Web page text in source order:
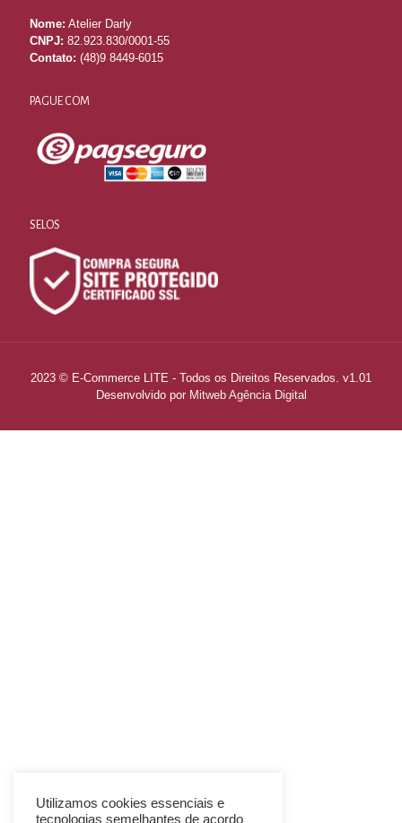
Nome: Atelier Darly
CNPJ: 82.923.830/0001-55
Contato: (48)9 8449-6015
PAGUE COM
SELOS
2023 © E-Commerce LITE - Todos os Direitos Reservados. v1.01
Desenvolvido por Mitweb Agência Digital
Utilizamos cookies essenciais e
tecnologias semelhantes de acordo